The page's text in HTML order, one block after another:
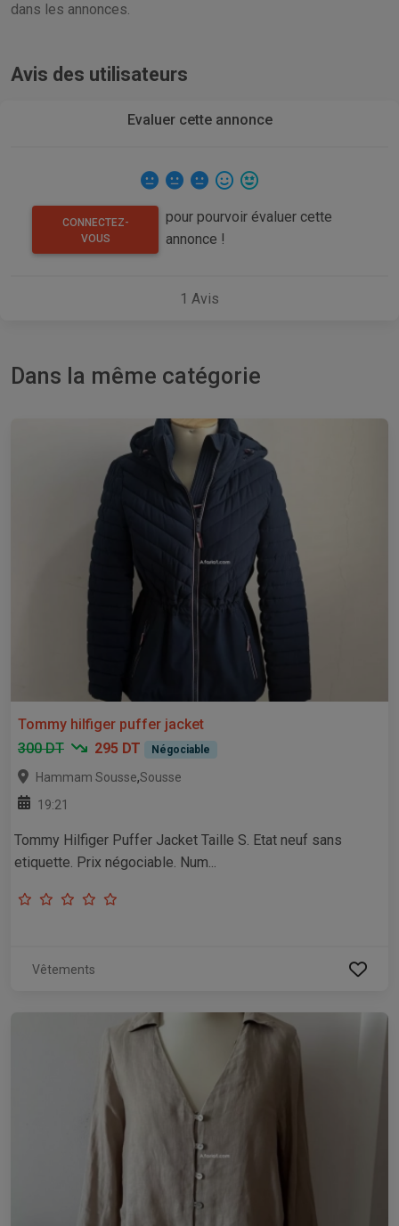
dans les annonces.
Avis des utilisateurs
Evaluer cette annonce
CONNECTEZ-
VOUS
pour pourvoir évaluer cette
annonce !
1 Avis
Dans la même catégorie
Tommy hilfiger puffer jacket
300 DT
295 DT Négociable
Hammam Sousse,Sousse
19:21
Tommy Hilfiger Puffer Jacket Taille S. Etat neuf sans
etiquette. Prix négociable. Num...
Vêtements